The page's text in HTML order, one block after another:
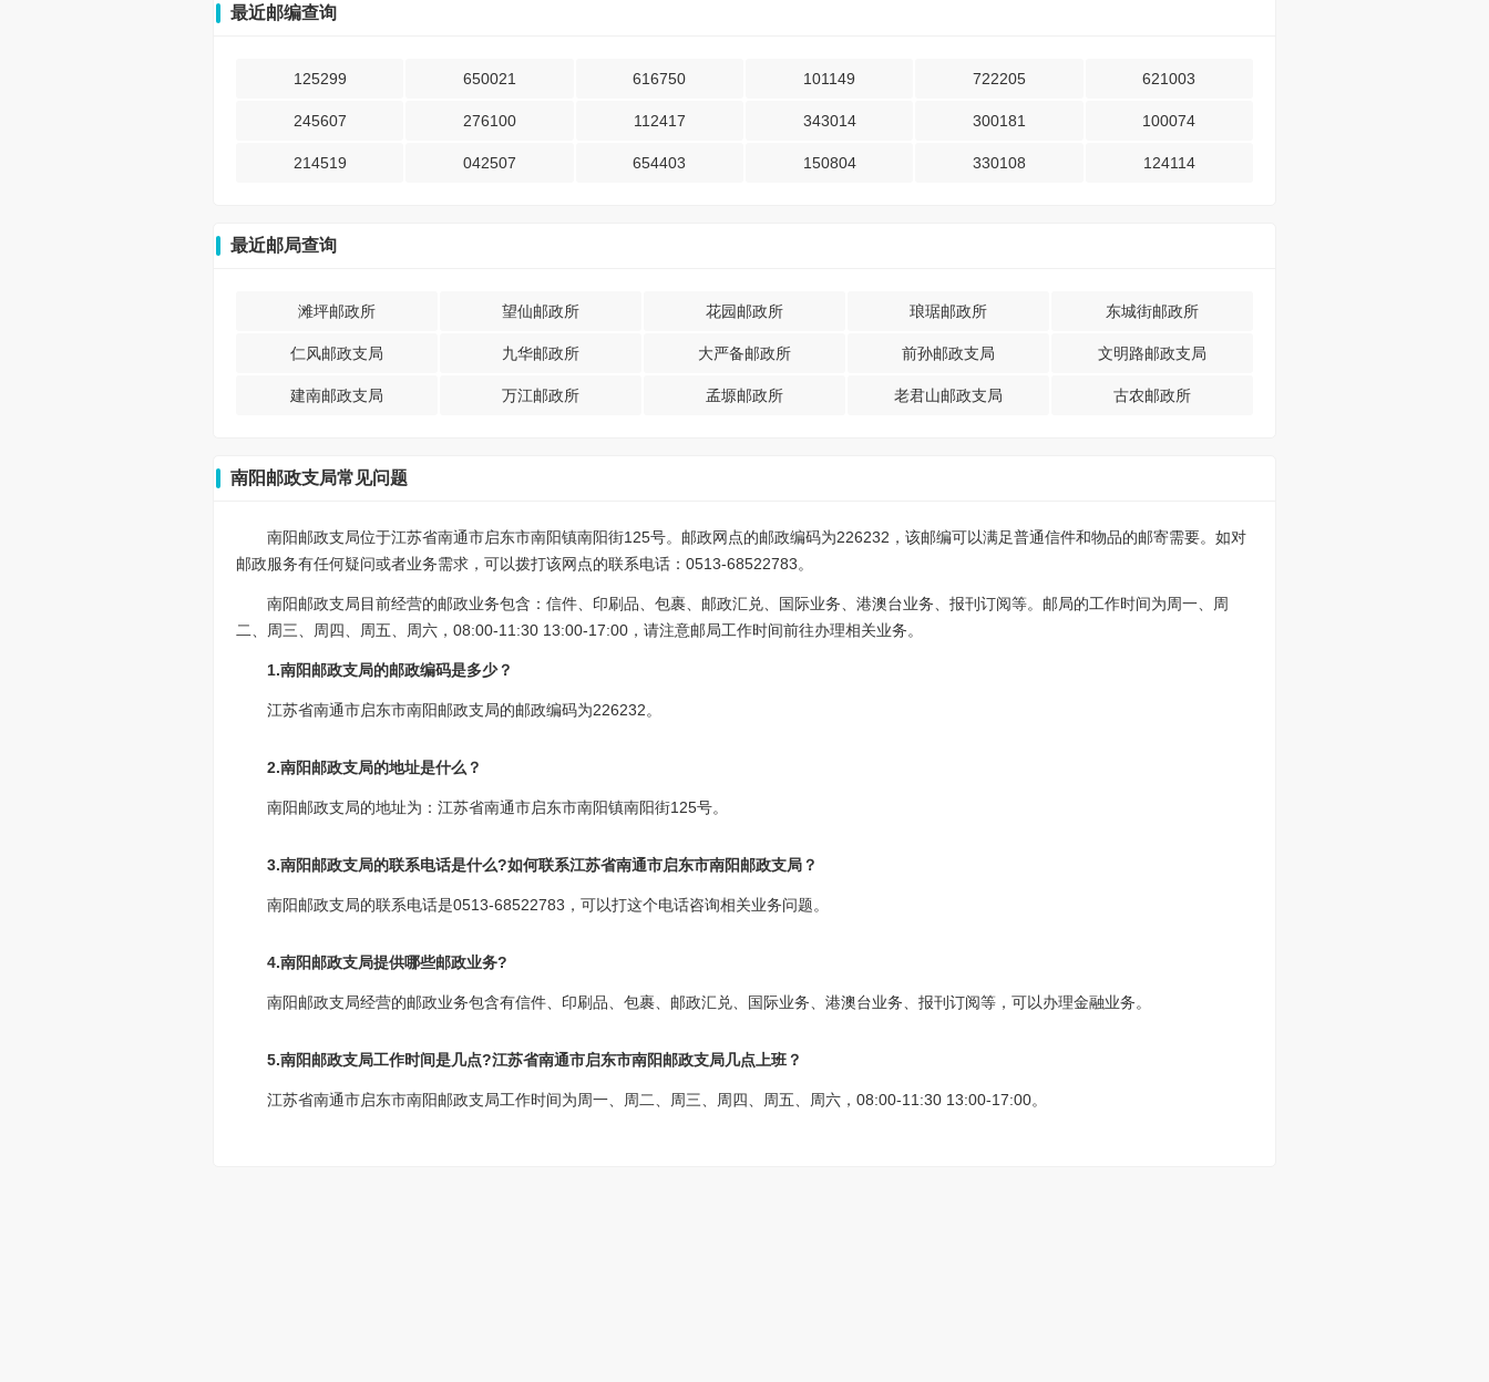
最近邮编查询
125299 650021 616750 101149 722205 621003
245607 276100 112417 343014 300181 100074
214519 042507 654403 150804 330108 124114
最近邮局查询
滩坪邮政所 望仙邮政所 花园邮政所 琅琚邮政所 东城街邮政所
仁风邮政支局 九华邮政所 大严备邮政所 前孙邮政支局 文明路邮政支局
建南邮政支局 万江邮政所 孟塬邮政所 老君山邮政支局 古农邮政所
南阳邮政支局常见问题
南阳邮政支局位于江苏省南通市启东市南阳镇南阳街125号。邮政网点的邮政编码为226232，该邮编可以满足普通信件和物品的邮寄需要。如对
邮政服务有任何疑问或者业务需求，可以拨打该网点的联系电话：0513-68522783。
南阳邮政支局目前经营的邮政业务包含：信件、印刷品、包裹、邮政汇兑、国际业务、港澳台业务、报刊订阅等。邮局的工作时间为周一、周
二、周三、周四、周五、周六，08:00-11:30 13:00-17:00，请注意邮局工作时间前往办理相关业务。
1.南阳邮政支局的邮政编码是多少？
江苏省南通市启东市南阳邮政支局的邮政编码为226232。
2.南阳邮政支局的地址是什么？
南阳邮政支局的地址为：江苏省南通市启东市南阳镇南阳街125号。
3.南阳邮政支局的联系电话是什么?如何联系江苏省南通市启东市南阳邮政支局？
南阳邮政支局的联系电话是0513-68522783，可以打这个电话咨询相关业务问题。
4.南阳邮政支局提供哪些邮政业务?
南阳邮政支局经营的邮政业务包含有信件、印刷品、包裹、邮政汇兑、国际业务、港澳台业务、报刊订阅等，可以办理金融业务。
5.南阳邮政支局工作时间是几点?江苏省南通市启东市南阳邮政支局几点上班？
江苏省南通市启东市南阳邮政支局工作时间为周一、周二、周三、周四、周五、周六，08:00-11:30 13:00-17:00。